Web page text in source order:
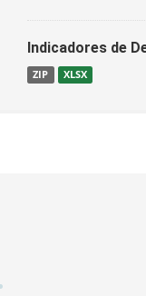
Indicadores de
ZIP XLSX